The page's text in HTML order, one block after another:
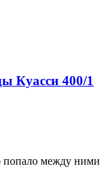
Куасси 400/1
попало между ними